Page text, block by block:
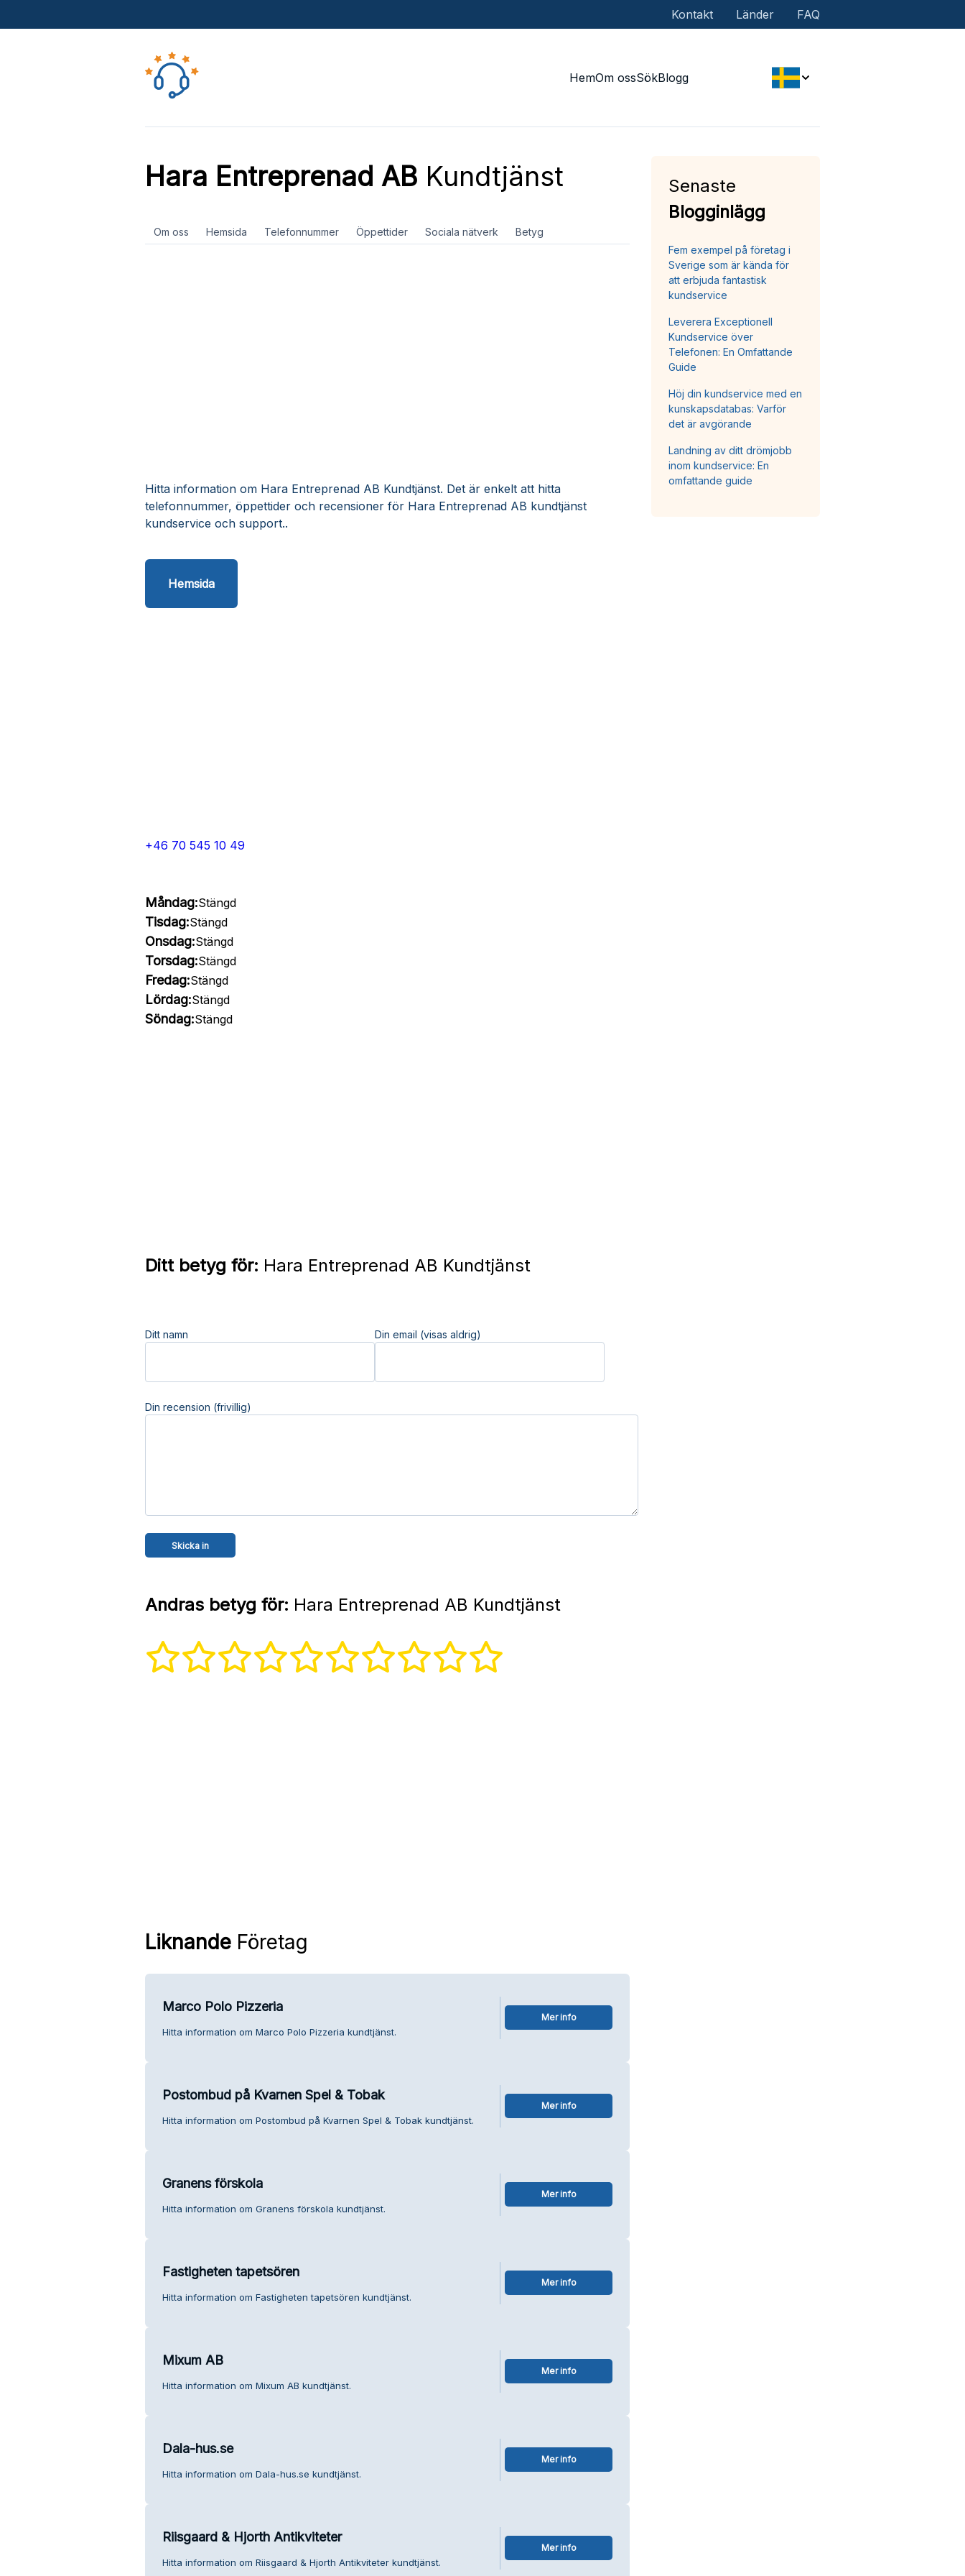
Kontakt Länder FAQ
HemOm ossSökBlogg
Hara Entreprenad AB Kundtjänst
Om oss Hemsida Telefonnummer Öppettider Sociala nätverk Betyg
Hitta information om Hara Entreprenad AB Kundtjänst. Det är enkelt att hitta
telefonnummer, öppettider och recensioner för Hara Entreprenad AB kundtjänst
kundservice och support..
Hemsida
+46 70 545 10 49
Måndag:Stängd
Tisdag:Stängd
Onsdag:Stängd
Torsdag:Stängd
Fredag:Stängd
Lördag:Stängd
Söndag:Stängd
Ditt betyg för: Hara Entreprenad AB Kundtjänst
Ditt namn Din email (visas aldrig)
Din recension (frivillig)
Andras betyg för: Hara Entreprenad AB Kundtjänst
LiknandeFöretag
Marco Polo Pizzeria
Hitta information om Marco Polo Pizzeria kundtjänst.
Mer info
Postombud på Kvarnen Spel & Tobak
Hitta information om Postombud på Kvarnen Spel & Tobak kundtjänst.
Mer info
Granens förskola
Hitta information om Granens förskola kundtjänst.
Mer info
Fastigheten tapetsören
Hitta information om Fastigheten tapetsören kundtjänst.
Mer info
Mixum AB
Hitta information om Mixum AB kundtjänst.
Mer info
Dala-hus.se
Hitta information om Dala-hus.se kundtjänst.
Mer info
Riisgaard & Hjorth Antikviteter
Hitta information om Riisgaard & Hjorth Antikviteter kundtjänst.
Mer info
Senaste
Blogginlägg
Fem exempel på företag i
Sverige som är kända för
att erbjuda fantastisk
kundservice
Leverera Exceptionell
Kundservice över
Telefonen: En Omfattande
Guide
Höj din kundservice med en
kunskapsdatabas: Varför
det är avgörande
Landning av ditt drömjobb
inom kundservice: En
omfattande guide